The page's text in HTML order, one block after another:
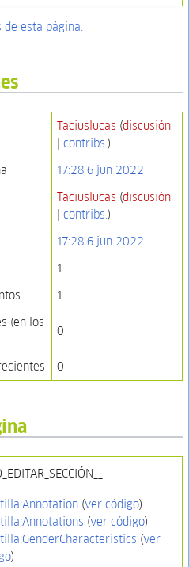
esta página.
Taciuslucas (discusión
| contribs. )
17:28 6 jun 2022
Taciuslucas (discusión
| contribs. )
17:28 6 jun 2022
1
1
(en los
0
0
(ver código)
(ver código)
(ver
)